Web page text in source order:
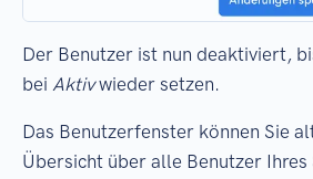
Der Benutzer ist nun deaktiviert,
bei Aktivwieder setzen.
Das Benutzerfenster können Sie
Übersicht über alle Benutzer